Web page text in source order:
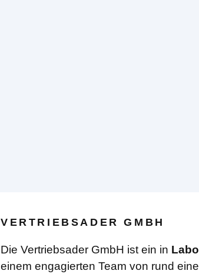
VERTRIEBSADER GMBH
Die Vertriebsader GmbH ist ein in
einem engagierten Team von rund